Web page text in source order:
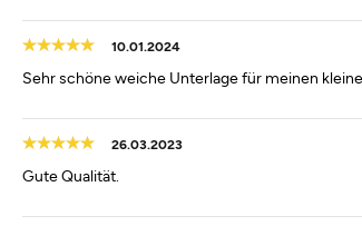
10.01.2024
Sehr schöne weiche Unterlage für meinen
26.03.2023
Gute Qualität.